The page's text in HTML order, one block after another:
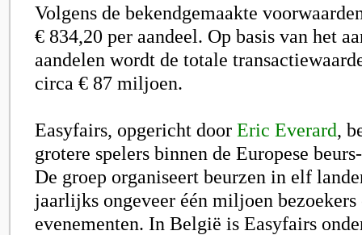
Volgens de bekendgemaakte
€ 834,20 per aandeel. Op basis van het
aandelen wordt de totale
circa € 87 miljoen.
Easyfairs, opgericht door Eric Everard,
grotere spelers binnen de Europese
De groep organiseert beurzen in elf
jaarlijks ongeveer één miljoen bezoekers
evenementen. In België is Easyfairs